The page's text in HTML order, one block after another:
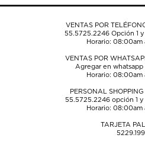
VENTAS POR
55.5725.2246Opción 1
Horario: 08:00am
VENTAS POR
Agregar en
Horario: 08:00am
PERSONAL
55.5725.2246opción 1 y
Horario: 08:00am
TARJETA